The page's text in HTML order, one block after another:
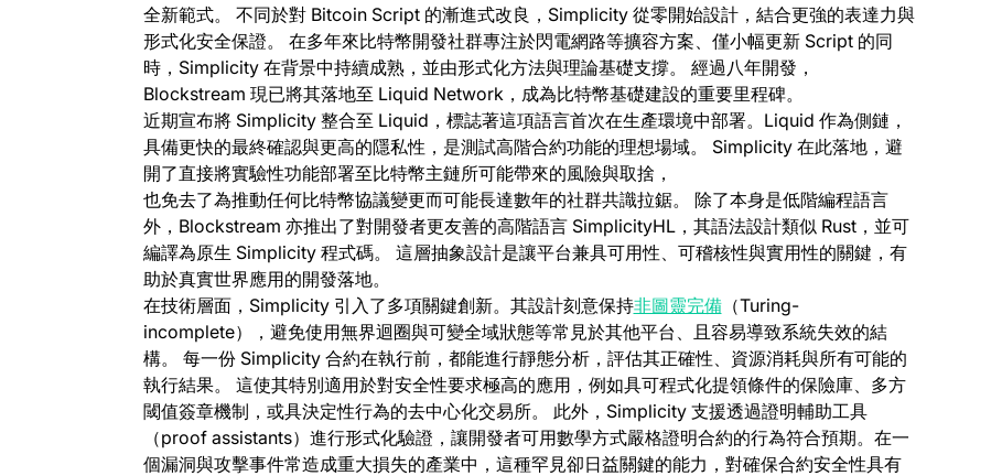
全新範式。 不同於對 Bitcoin Script 的漸進式改良，Simplicity 從零開始設計，結合更強的表達力與
形式化安全保證。 在多年來比特幣開發社群專注於閃電網路等擴容方案、僅小幅更新 Script 的同
時，Simplicity 在背景中持續成熟，並由形式化方法與理論基礎支撐。 經過八年開發，
Blockstream 現已將其落地至 Liquid Network，成為比特幣基礎建設的重要里程碑。
近期宣布將 Simplicity 整合至 Liquid，標誌著這項語言首次在生產環境中部署。Liquid 作為側鏈，
具備更快的最終確認與更高的隱私性，是測試高階合約功能的理想場域。 Simplicity 在此落地，避
開了直接將實驗性功能部署至比特幣主鏈所可能帶來的風險與取捨，
也免去了為推動任何比特幣協議變更而可能長達數年的社群共識拉鋸。 除了本身是低階編程語言
外，Blockstream 亦推出了對開發者更友善的高階語言 SimplicityHL，其語法設計類似 Rust，並可
編譯為原生 Simplicity 程式碼。 這層抽象設計是讓平台兼具可用性、可稽核性與實用性的關鍵，有
助於真實世界應用的開發落地。
在技術層面，Simplicity 引入了多項關鍵創新。其設計刻意保持非圖靈完備(opens in a new tab)
（Turing-
incomplete），避免使用無界迴圈與可變全域狀態等常見於其他平台、且容易導致系統失效的結
構。 每一份 Simplicity 合約在執行前，都能進行靜態分析，評估其正確性、資源消耗與所有可能的
執行結果。 這使其特別適用於對安全性要求極高的應用，例如具可程式化提領條件的保險庫、多方
閾值簽章機制，或具決定性行為的去中心化交易所。 此外，Simplicity 支援透過證明輔助工具
（proof assistants）進行形式化驗證，讓開發者可用數學方式嚴格證明合約的行為符合預期。在一
個漏洞與攻擊事件常造成重大損失的產業中，這種罕見卻日益關鍵的能力，對確保合約安全性具有